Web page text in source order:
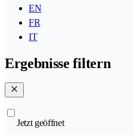
EN
FR
IT
Ergebnisse filtern
Jetzt geöffnet